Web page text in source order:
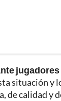
situación y
de calidad y